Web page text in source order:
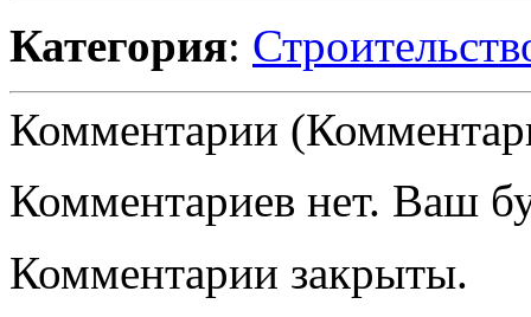
Категория:
Комментарии
Комментариев нет. Ваш
Комментарии закрыты.